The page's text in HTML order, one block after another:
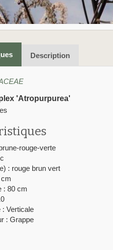
Description
'Atropurpurea'
rouge-verte
: rouge brun vert
: 80 cm
: Verticale
: Grappe